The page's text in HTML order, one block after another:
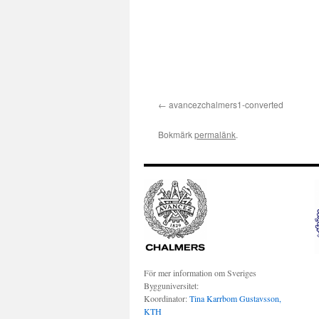
avancezchalmers1-converted
Bokmärkpermalänk.
För mer information om Sveriges
Bygguniversitet:
Koordinator:Tina Karrbom Gustavsson,
KTH